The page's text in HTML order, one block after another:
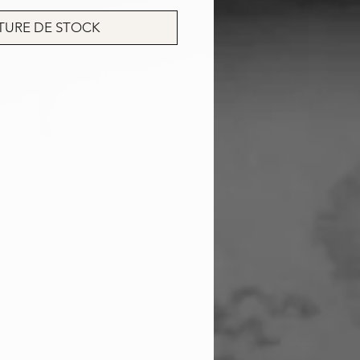
DE STOCK